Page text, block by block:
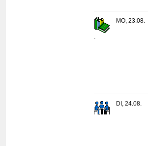
MO, 23.08.
DI, 24.08.